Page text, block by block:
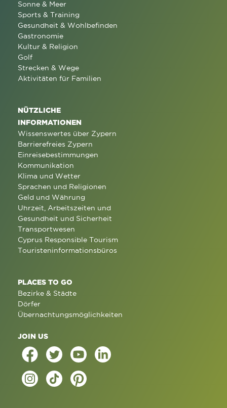
Sonne & Meer
Sports & Training
Gesundheit & Wohlbefinden
Gastronomie
Kultur & Religion
Golf
Strecken & Wege
Aktivitäten für Familien
NÜTZLICHE
INFORMATIONEN
Wissenswertes über Zypern
Barrierefreies Zypern
Einreisebestimmungen
Kommunikation
Klima und Wetter
Sprachen und Religionen
Geld und Währung
Uhrzeit, Arbeitszeiten und
Gesundheit und Sicherheit
Transportwesen
Cyprus Responsible Tourism
Touristeninformationsbüros
PLACES TO GO
Bezirke & Städte
Dörfer
Übernachtungsmöglichkeiten
JOIN US